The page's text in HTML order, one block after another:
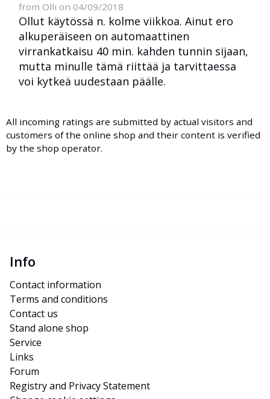
from Olli on 04/09/2018
Ollut käytössä n. kolme viikkoa. Ainut ero
alkuperäiseen on automaattinen
virrankatkaisu 40 min. kahden tunnin sijaan,
mutta minulle tämä riittää ja tarvittaessa
voi kytkeä uudestaan päälle.
All incoming ratings are submitted by actual visitors and
customers of the online shop and their content is verified
by the shop operator.
Info
Contact information
Terms and conditions
Contact us
Stand alone shop
Service
Links
Forum
Registry and Privacy Statement